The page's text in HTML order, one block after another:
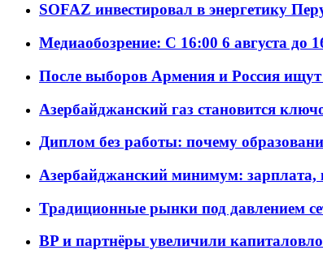
SOFAZ инвестировал в энергетику
Медиаобозрение: С 16:00 6 августа до
После выборов Армения и Россия ищут
Азербайджанский газ становится
Диплом без работы: почему
Азербайджанский минимум: зарплата,
Традиционные рынки под давлением
BP и партнёры увеличили